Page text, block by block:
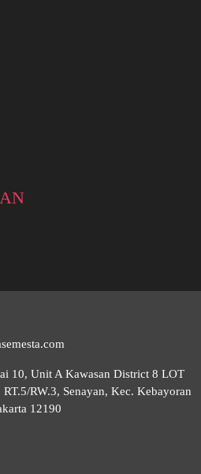
10, Unit A Kawasan District 8 LOT
RW.3, Senayan, Kec. Kebayoran
12190